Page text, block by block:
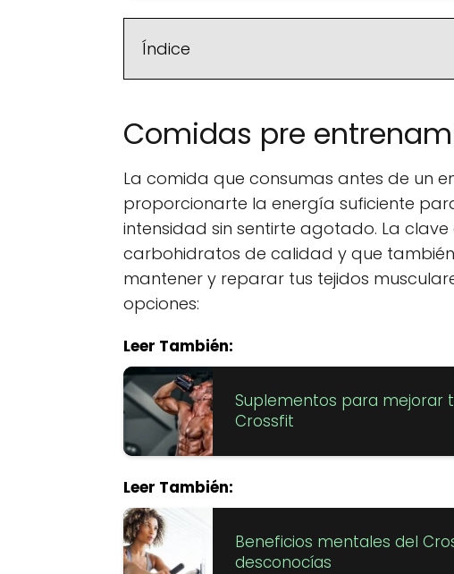
Índice
Comidas pre
La comida que consumas antes de un
proporcionarte la energía suficiente
intensidad sin sentirte agotado. La
carbohidratos de calidad y que
mantener y reparar tus tejidos
opciones:
Leer También:
Suplementos para mejorar
Crossfit
Leer También:
Beneficios mentales del
desconocías